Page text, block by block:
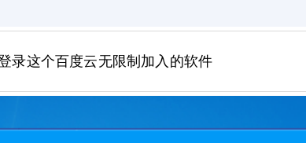
录这个百度云无限制加入的软件